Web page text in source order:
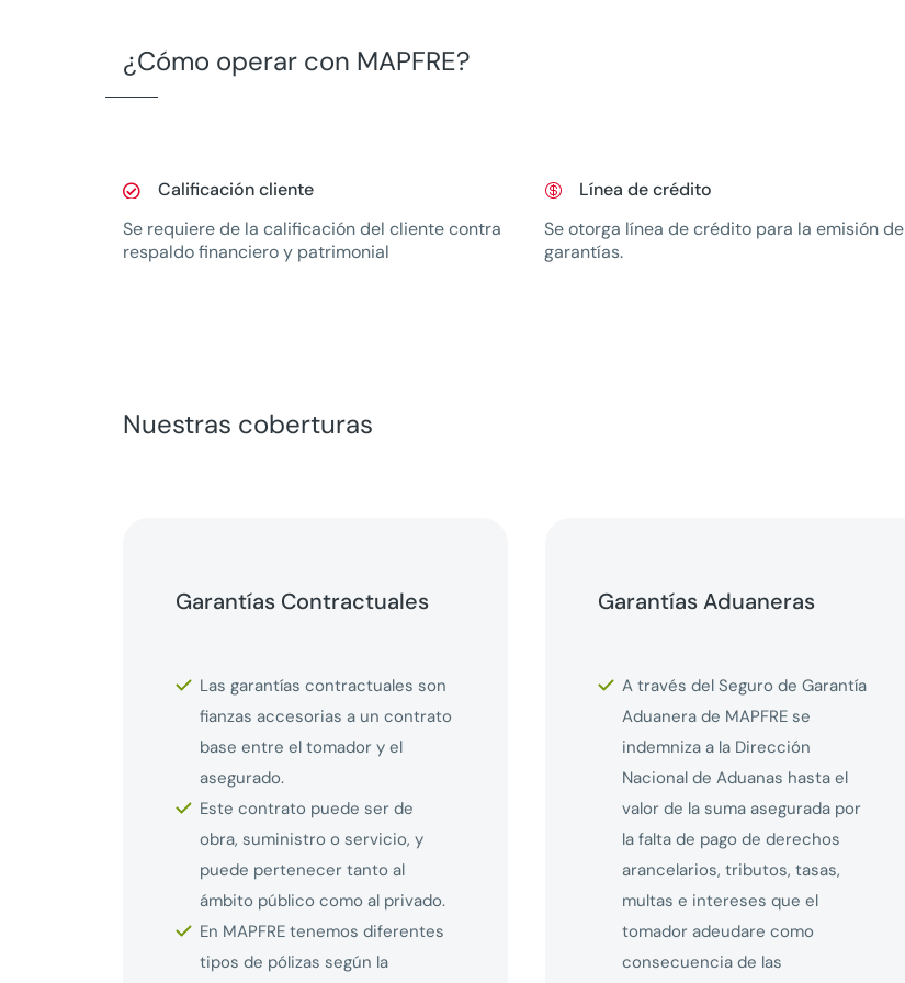
¿Cómo operar con MAPFRE?

Calificación cliente
Se requiere de la calificación del cliente contra
respaldo financiero y patrimonial

Línea de crédito
Se otorga línea de crédito para la emisión de
garantías.
Nuestras coberturas
Garantías Contractuales
Las garantías contractuales son
fianzas accesorias a un contrato
base entre el tomador y el
asegurado.
Este contrato puede ser de
obra, suministro o servicio, y
puede pertenecer tanto al
ámbito público como al privado.
En MAPFRE tenemos diferentes
tipos de pólizas según la
Garantías Aduaneras
A través del Seguro de Garantía
Aduanera de MAPFRE se
indemniza a la Dirección
Nacional de Aduanas hasta el
valor de la suma asegurada por
la falta de pago de derechos
arancelarios, tributos, tasas,
multas e intereses que el
tomador adeudare como
consecuencia de las